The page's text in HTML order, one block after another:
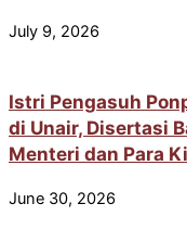
July 9, 2026
Istri Pengasuh
di Unair, Disertasi
Menteri dan Para
June 30, 2026